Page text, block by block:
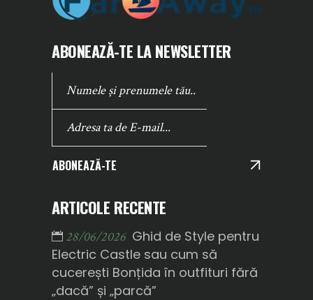
ABONEAZĂ-TE LA NEWSLETTER
ABONEAZĂ-TE
ARTICOLE RECENTE
28/06/2026 Ghid de Style pentru
Electric Castle sau cum să
cucerești Bonțida în outfituri fără
„dacă” și „parcă”